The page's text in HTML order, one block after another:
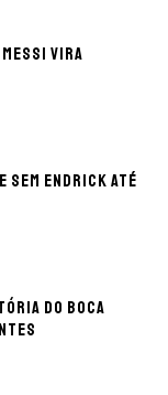
vira
sem Endrick até
do Boca